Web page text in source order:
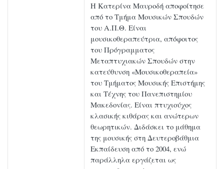
Η Κατερίνα Μαυροδή αποφοίτησε
από το Τμήμα Μουσικών Σπουδών
του Α.Π.Θ. Είναι
μουσικοθεραπεύτρια, απόφοιτος
του Πρόγραμματος
Μεταπτυχιακών Σπουδών στην
κατεύθυνση «Μουσικοθεραπεία»
του Τμήματος Μουσικής Επιστήμης
και Τέχνης του Πανεπιστημίου
Μακεδονίας. Είναι πτυχιούχος
κλασικής κιθάρας και ανώτερων
θεωρητικών. Διδάσκει το μάθημα
της μουσικής στη Δευτεροβάθμια
Εκπαίδευση από το 2004, ενώ
παράλληλα εργάζεται ως